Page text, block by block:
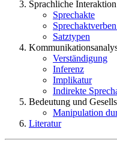
Sprachliche Interaktion
Sprechakte
Satztypen
Verständigung
Inferenz
Implikatur
Indirekte
Bedeutung und
Manipulation
Literatur